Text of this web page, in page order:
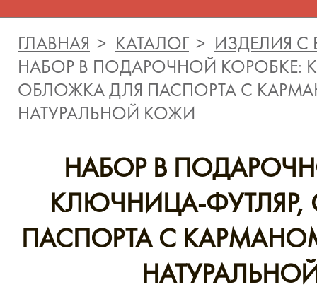
ГЛАВНАЯ КАТАЛОГ
ИЗДЕЛИЯ
НАБОР В ПОДАРОЧНОЙ КОРОБКЕ:
ОБЛОЖКА ДЛЯ ПАСПОРТА С
НАТУРАЛЬНОЙ КОЖИ
НАБОР В
КЛЮЧНИЦА-
ПАСПОРТА С